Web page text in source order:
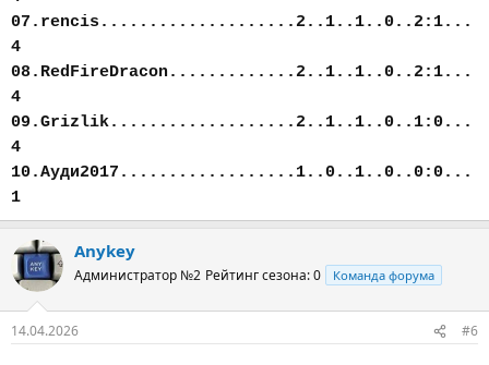
07.rencis....................2..1..1..0..2:1...
4
08.RedFireDracon.............2..1..1..0..2:1...
4
09.Grizlik...................2..1..1..0..1:0...
4
10.Ауди2017..................1..0..1..0..0:0...
1
Anykey
Администратор №2 Рейтинг сезона: 0 Команда форума
14.04.2026 #6